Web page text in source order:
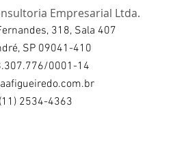
Empresarial Ltda.
318, Sala 407
SP 09041-410
0001-14
2534-4363